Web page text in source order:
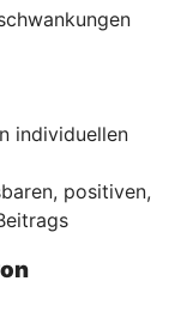
individuellen
positiven,